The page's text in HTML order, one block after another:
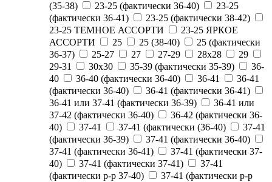
(35-38)
23-25 (фактически 36-40)
23-25
(фактически 36-41)
23-25 (фактически 38-42)
23-25 ТЕМНОЕ АССОРТИ
23-25 ЯРКОЕ
АССОРТИ
25 25 (38-40)
25 (фактически
36-37)
25-27 27 27-29 28х28
29
29-31
30х30 35-39 (фактически 35-39)
36-
40
36-40 (фактически 36-40) 36-41
36-41
(фактически 36-40)
36-41 (фактически 36-41)
36-41 или 37-41 (фактически 36-39)
36-41 или
37-42 (фактически 36-40)
36-42 (фактически 36-
40)
37-41 37-41 (фактически (36-40)
37-41
(фактически 36-39)
37-41 (фактически 36-40)
37-41 (фактически 36-41)
37-41 (фактически 37-
40)
37-41 (фактически 37-41)
37-41
(фактически р-р 37-40)
37-41 (фактически р-р